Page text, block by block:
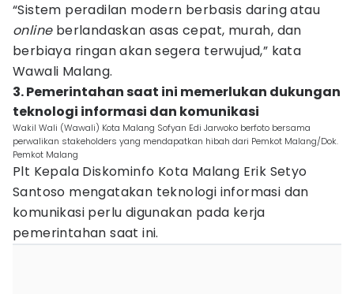
“Sistem peradilan modern berbasis daring atau
online berlandaskan asas cepat, murah, dan
berbiaya ringan akan segera terwujud,” kata
Wawali Malang.
3. Pemerintahan saat ini memerlukan dukungan
teknologi informasi dan komunikasi
Wakil Wali (Wawali) Kota Malang Sofyan Edi Jarwoko berfoto bersama
perwalikan stakeholders yang mendapatkan hibah dari Pemkot Malang/Dok.
Pemkot Malang
Plt Kepala Diskominfo Kota Malang Erik Setyo
Santoso mengatakan teknologi informasi dan
komunikasi perlu digunakan pada kerja
pemerintahan saat ini.